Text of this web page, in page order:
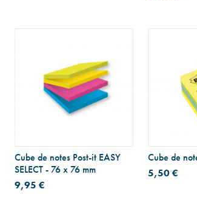
Cube de notes Post-it EASY
SELECT - 76 x 76 mm
9,95 €
Cube de
5,50 €